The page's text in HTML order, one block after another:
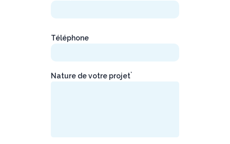
Téléphone
Nature de votre projet*